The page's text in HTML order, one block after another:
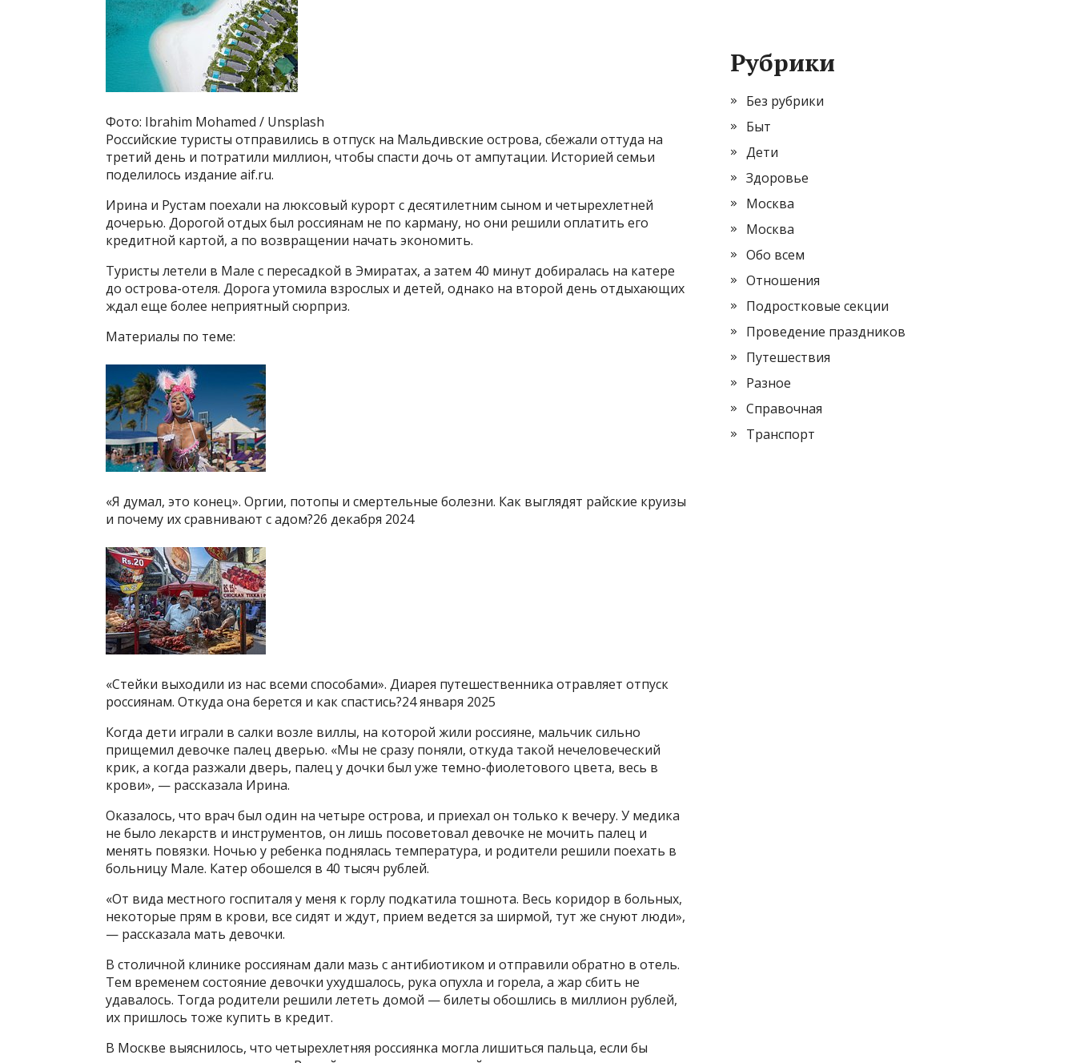
Фото: Ibrahim Mohamed / Unsplash
Российские туристы отправились в отпуск на Мальдивские острова, сбежали оттуда на
третий день и потратили миллион, чтобы спасти дочь от ампутации. Историей семьи
поделилось издание aif.ru.
Ирина и Рустам поехали на люксовый курорт с десятилетним сыном и четырехлетней
дочерью. Дорогой отдых был россиянам не по карману, но они решили оплатить его
кредитной картой, а по возвращении начать экономить.
Туристы летели в Мале с пересадкой в Эмиратах, а затем 40 минут добиралась на катере
до острова-отеля. Дорога утомила взрослых и детей, однако на второй день отдыхающих
ждал еще более неприятный сюрприз.
Материалы по теме:
«Я думал, это конец». Оргии, потопы и смертельные болезни. Как выглядят райские круизы
и почему их сравнивают с адом?26 декабря 2024
«Стейки выходили из нас всеми способами». Диарея путешественника отравляет отпуск
россиянам. Откуда она берется и как спастись?24 января 2025
Когда дети играли в салки возле виллы, на которой жили россияне, мальчик сильно
прищемил девочке палец дверью. «Мы не сразу поняли, откуда такой нечеловеческий
крик, а когда разжали дверь, палец у дочки был уже темно-фиолетового цвета, весь в
крови», — рассказала Ирина.
Оказалось, что врач был один на четыре острова, и приехал он только к вечеру. У медика
не было лекарств и инструментов, он лишь посоветовал девочке не мочить палец и
менять повязки. Ночью у ребенка поднялась температура, и родители решили поехать в
больницу Мале. Катер обошелся в 40 тысяч рублей.
«От вида местного госпиталя у меня к горлу подкатила тошнота. Весь коридор в больных,
некоторые прям в крови, все сидят и ждут, прием ведется за ширмой, тут же снуют люди»,
— рассказала мать девочки.
В столичной клинике россиянам дали мазь с антибиотиком и отправили обратно в отель.
Тем временем состояние девочки ухудшалось, рука опухла и горела, а жар сбить не
удавалось. Тогда родители решили лететь домой — билеты обошлись в миллион рублей,
их пришлось тоже купить в кредит.
В Москве выяснилось, что четырехлетняя россиянка могла лишиться пальца, если бы
Рубрики
Без рубрики
Быт
Дети
Здоровье
Москва
Москва
Обо всем
Отношения
Подростковые секции
Проведение праздников
Путешествия
Разное
Справочная
Транспорт